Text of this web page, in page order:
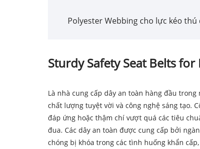
Polyester Webbing cho lực kéo thú
Sturdy Safety Seat Belts for
Là nhà cung cấp dây an toàn hàng đầu
chất lượng tuyệt vời và công nghệ sáng tạo.
đáp ứng hoặc thậm chí vượt quá các tiêu
đua. Các dây an toàn được cung cấp bởi
chóng bị khóa trong các tình huống khẩn